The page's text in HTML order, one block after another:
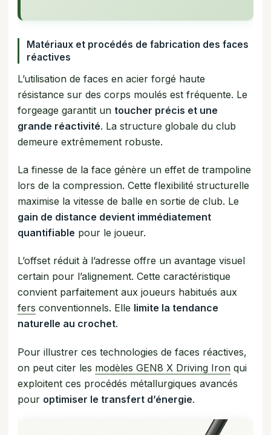
Matériaux et procédés de fabrication des faces
réactives
L’utilisation de faces en acier forgé haute
résistance sur des corps moulés est fréquente. Le
forgeage garantit un toucher précis et une
grande réactivité. La structure globale du club
demeure extrêmement robuste.
La finesse de la face génère un effet de trampoline
lors de la compression. Cette flexibilité structurelle
maximise la vitesse de balle en sortie de club. Le
gain de distance devient immédiatement
quantifiable pour le joueur.
L’offset réduit à l’adresse offre un avantage visuel
certain pour l’alignement. Cette caractéristique
convient parfaitement aux joueurs habitués aux
fers conventionnels. Elle limite la tendance
naturelle au crochet.
Pour illustrer ces technologies de faces réactives,
on peut citer les modèles GEN8 X Driving Ironqui
exploitent ces procédés métallurgiques avancés
pour optimiser le transfert d’énergie.